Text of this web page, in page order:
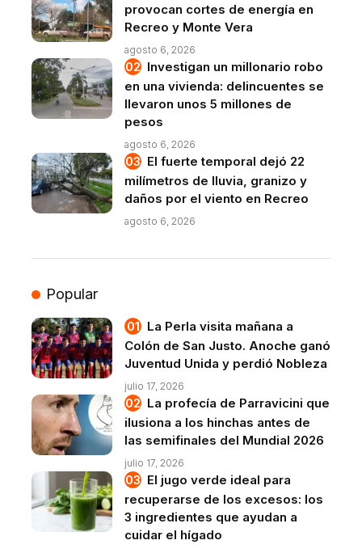
provocan cortes de energía en
Recreo y Monte Vera
agosto 6, 2026
Investigan un millonario robo
en una vivienda: delincuentes se
llevaron unos 5 millones de
pesos
agosto 6, 2026
El fuerte temporal dejó 22
milímetros de lluvia, granizo y
daños por el viento en Recreo
agosto 6, 2026
Popular
La Perla visita mañana a
Colón de San Justo. Anoche ganó
Juventud Unida y perdió Nobleza
julio 17, 2026
La profecía de Parravicini que
ilusiona a los hinchas antes de
las semifinales del Mundial 2026
julio 17, 2026
El jugo verde ideal para
recuperarse de los excesos: los
3 ingredientes que ayudan a
cuidar el hígado